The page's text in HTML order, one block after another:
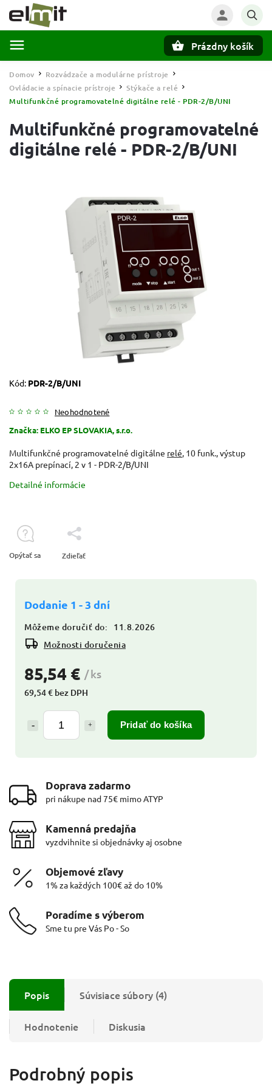
Prázdny košík
Domov / Rozvádzače a modulárne prístroje /
Ovládacie a spínacie prístroje / Stýkače a relé /
Multifunkčné programovatelné digitálne relé - PDR-2/B/UNI
Multifunkčné programovatelné
digitálne relé - PDR-2/B/UNI
Kód: PDR-2/B/UNI
Neohodnotené
Značka: ELKO EP SLOVAKIA, s.r.o.
85,54 € / ks
69,54 € bez DPH
Pridať do košíka
Dodanie 1 - 3 dní
Môžeme doručiť do:
11.8.2026
Možnosti doručenia
Multifunkčné programovatelné digitálne relé , 10 funk., výstup
2x16A prepínací, 2 v 1 - PDR-2/B/UNI
Detailné informácie
Opýtať sa Zdieľať
Doprava zadarmo
pri nákupe nad 75€ mimo ATYP
Kamenná predajňa
vyzdvihnite si objednávky aj osobne
Objemové zľavy
1% za každých 100€ až do 10%
Poradíme s výberom
Sme tu pre Vás Po - So
Popis Súvisiace súbory (4)
Hodnotenie Diskusia
Podrobný popis